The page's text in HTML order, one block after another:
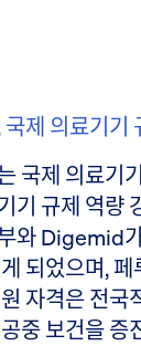
국제 의료기기
국제 의료기
기 규제 역량
와 Digemid
되었으며,
자격은 전국
중 보건을 증